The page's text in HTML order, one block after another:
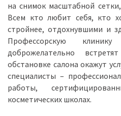
на снимок масштабной
Всем кто любит себя, кто
стройнее, отдохнувшими и
Профессорскую
доброжелательно
обстановке салона окажут
специалисты –
работы,
косметических школах.